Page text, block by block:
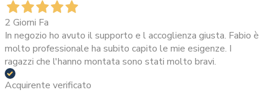
2 Giorni Fa
In negozio ho avuto il supporto e l accoglienza giusta. Fabio è
molto professionale ha subito capito le mie esigenze. I
ragazzi che l'hanno montata sono stati molto bravi.
Acquirente verificato